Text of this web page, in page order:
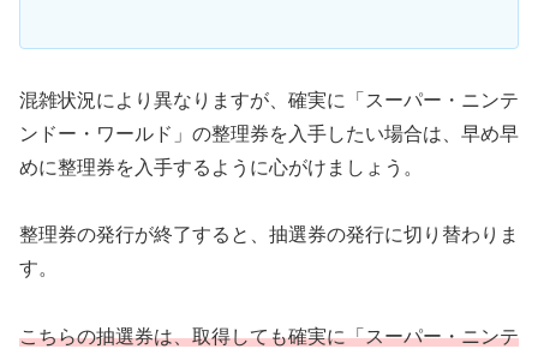
混雑状況により異なりますが、確実に「スーパー・ニンテ
ンドー・ワールド」の整理券を入手したい場合は、早め早
めに整理券を入手するように心がけましょう。
整理券の発行が終了すると、抽選券の発行に切り替わりま
す。
こちらの抽選券は、取得しても確実に「スーパー・ニンテ